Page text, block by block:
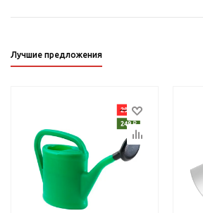
Лучшие предложения